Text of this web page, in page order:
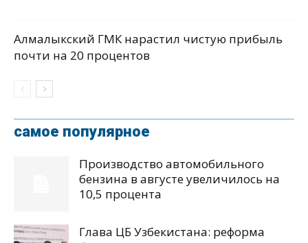
Алмалыкский ГМК нарастил чистую прибыль
почти на 20 процентов
самое популярное
Производство автомобильного
бензина в августе увеличилось на
10,5 процента
Глава ЦБ Узбекистана: реформа